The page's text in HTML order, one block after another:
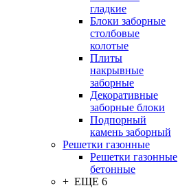
гладкие
Блоки заборные
столбовые
колотые
Плиты
накрывные
заборные
Декоративные
заборные блоки
Подпорный
камень заборный
Решетки газонные
Решетки газонные
бетонные
+ ЕЩЕ 6